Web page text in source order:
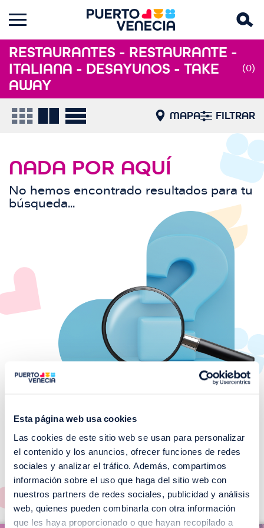
Esta página web usa cookies
Las cookies de este sitio web se usan para personalizar
el contenido y los anuncios, ofrecer funciones de redes
sociales y analizar el tráfico. Además, compartimos
información sobre el uso que haga del sitio web con
nuestros partners de redes sociales, publicidad y análisis
web, quienes pueden combinarla con otra información
que les haya proporcionado o que hayan recopilado a
RESTAURANTES - RESTAURANTE -
ITALIANA - DESAYUNOS - TAKE
AWAY
(0)
MAPA FILTRAR
NADA POR AQUÍ
No hemos encontrado resultados para tu
búsqueda...
¡No te pierdas nuestros
EVENTOS!
Ver todos >